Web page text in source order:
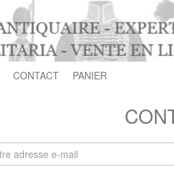
CONTACT PANIER